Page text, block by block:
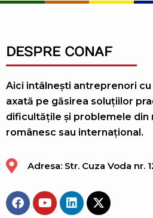
DESPRE CONAF
Aici intâlnești antreprenori
axată pe găsirea soluțiilor
dificultățile și problemele din
românesc sau internațional.
Adresa: Str. Cuza Voda nr.